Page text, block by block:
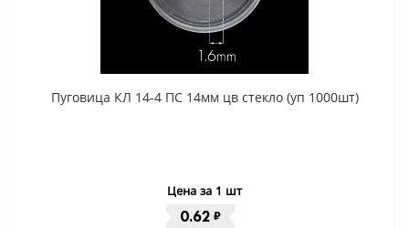
Пуговица КЛ 14-4 ПС 14мм цв стекло (уп 1000шт)
Цена за 1 шт
0.62 ₽